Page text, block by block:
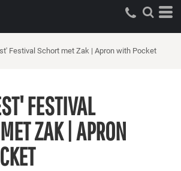
Festival Schort met Zak | Apron with Pocket
FESTIVAL
ZAK | APRON